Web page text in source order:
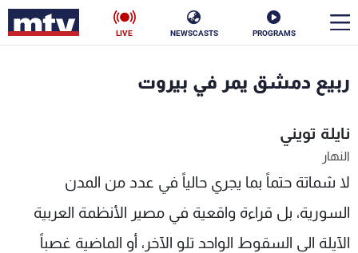
PROGRAMS
NEWSCASTS
LIVE
ربيع دمشق يمر في بيروت
نايلة تويني
النهار
لا شماتة حتماً بما يجري حالياً في عدد من المدن
السورية، بل قراءة واقعية في مصير الأنظمة العربية
الآيلة الى السقوط الواحد تلو الآخر، أو الماضية غصباً
الأخبار
سياسة
إقتصاد فن
منوعات رياضة